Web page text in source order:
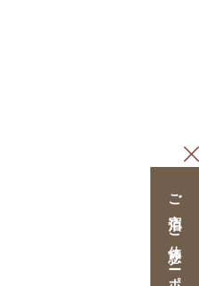
ご宿泊・ご休憩クーポン